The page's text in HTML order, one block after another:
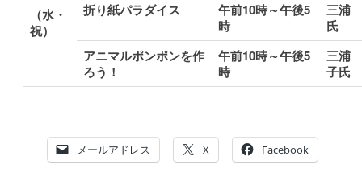
（水・
祝）
折り紙パラダイス
午前10時～午後5
時
三浦
氏
アニマルポンポンを作
ろう！
午前10時～午後5
時
三浦
子氏
メールアドレス X Facebook